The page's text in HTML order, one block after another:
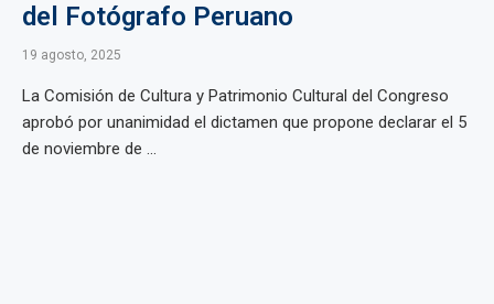
del Fotógrafo Peruano
19 agosto, 2025
La Comisión de Cultura y Patrimonio Cultural del Congreso
aprobó por unanimidad el dictamen que propone declarar el 5
de noviembre de ...